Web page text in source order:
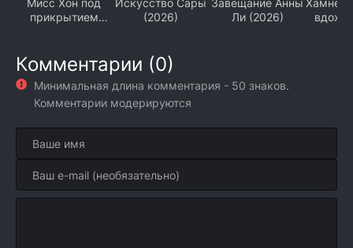
Мисс Хон под
прикрытием
Искусство Сары
(2026)
Завещание Анны
Ли (2026)
Хамнет:
Комментарии (0)
Минимальная длина комментария - 50 знаков.
Комментарии модерируются